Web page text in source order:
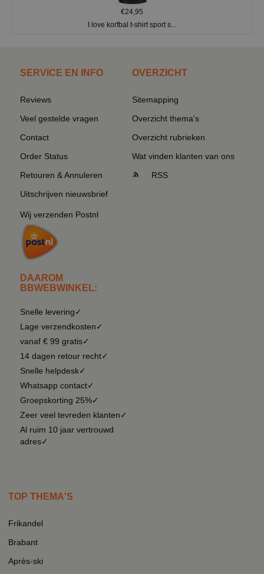
€24,95
I love korfbal t-shirt sport s...
SERVICE EN INFO
Reviews
Veel gestelde vragen
Contact
Order Status
Retouren & Annuleren
Uitschrijven nieuwsbrief
Wij verzenden Postnl
DAAROM
BBWEBWINKEL:
Snelle levering✓
Lage verzendkosten✓
vanaf € 99 gratis✓
14 dagen retour recht✓
Snelle helpdesk✓
Whatsapp contact✓
Groepskorting 25%✓
Zeer veel tevreden klanten✓
Al ruim 10 jaar vertrouwd
adres✓
OVERZICHT
Sitemapping
Overzicht thema's
Overzicht rubrieken
Wat vinden klanten van ons
RSS
TOP THEMA'S
Frikandel
Brabant
Après-ski